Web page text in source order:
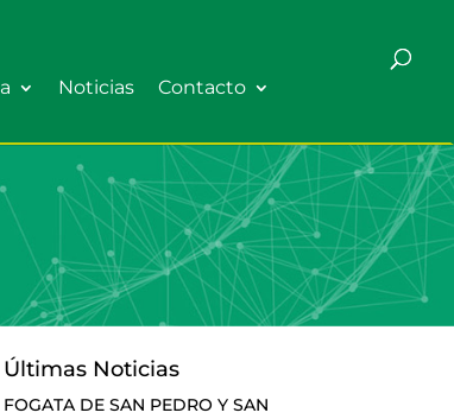
Noticias Contacto
Últimas Noticias
FOGATA DE SAN PEDRO Y SAN